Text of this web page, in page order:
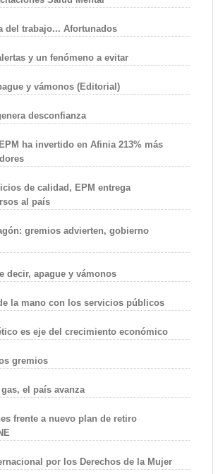
del trabajo... Afortunados
y un fenómeno a evitar
y vámonos (Editorial)
desconfianza
ha invertido en Afinia 213% más
de calidad, EPM entrega
al país
gremios advierten, gobierno
decir, apague y vámonos
la mano con los servicios públicos
es eje del crecimiento económico
gremios
el país avanza
frente a nuevo plan de retiro
por los Derechos de la Mujer